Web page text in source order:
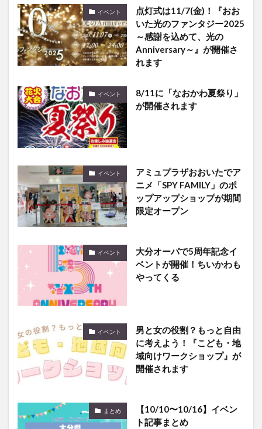
イベント
点灯式は11/7(金)！『おお
いた光のファンタジー2025
～感謝を込めて、光の
Anniversary～』が開催さ
れます
イベント
8/11に「なおかわ夏祭り」
が開催されます
イベント
アミュプラザおおいたでア
ニメ「SPY FAMILY」のポ
ップアップショップが期間
限定オープン
イベント
大分オーパで5周年記念イ
ベントが開催！ちいかわも
やってくる
イベント
男と女の役割？もっと自由
に考えよう！『こども・地
域向けワークショップ』が
開催されます
まとめ
【10/10〜10/16】イベン
ト記事まとめ